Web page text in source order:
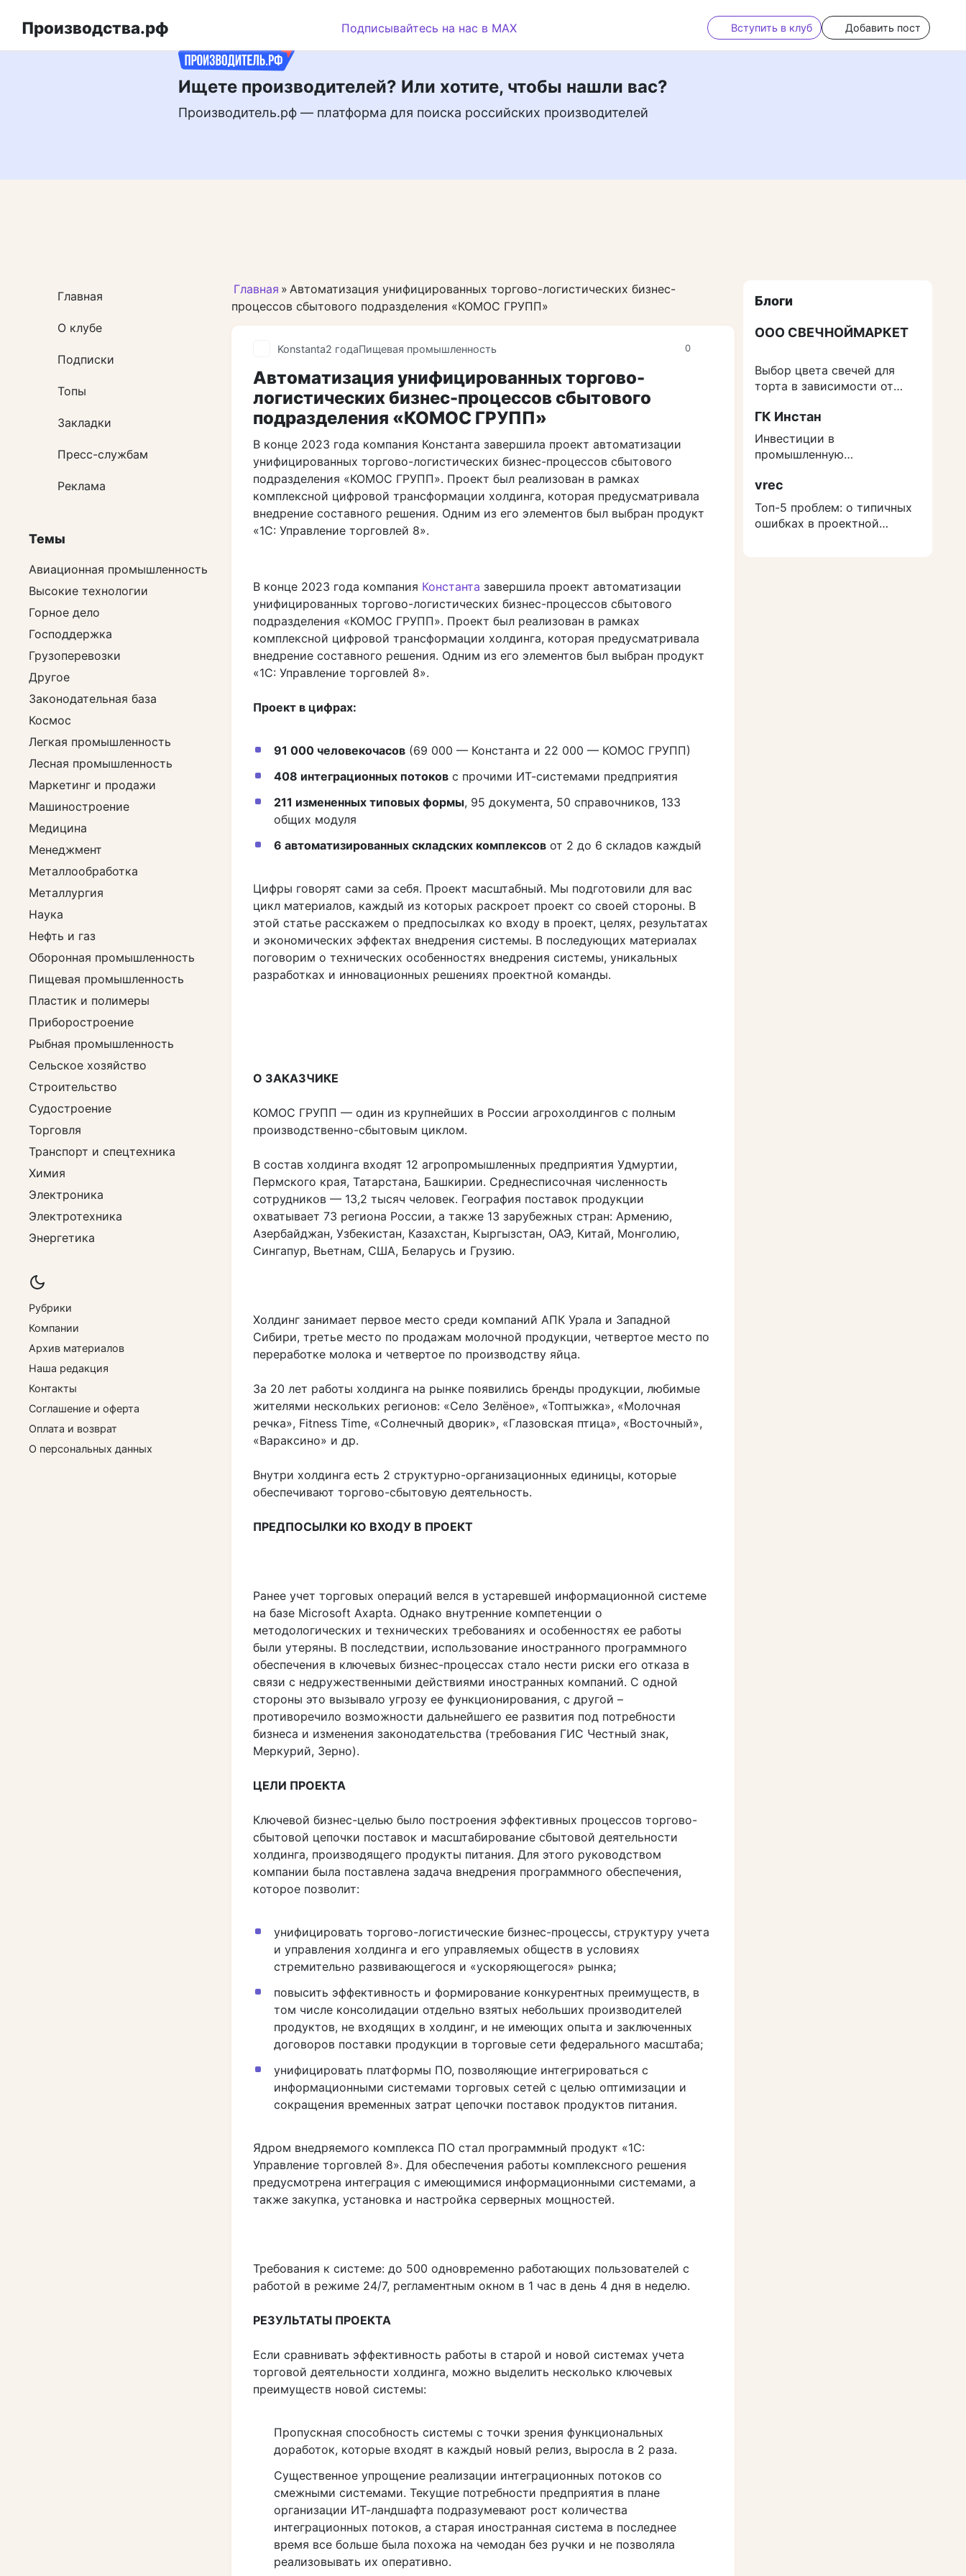
Ищете производителей? Или хотите, чтобы нашли вас?
Производитель.рф — платформа для поиска российских производителей
Производства.рф Подписывайтесь на нас в MAX Вступить в клуб Добавить пост
Главная » Автоматизация унифицированных торгово-логистических бизнес-
процессов сбытового подразделения «КОМОС ГРУПП»
0
Konstanta2 годаПищевая промышленность
Автоматизация унифицированных торгово-
логистических бизнес-процессов сбытового
подразделения «КОМОС ГРУПП»
В конце 2023 года компания Константа завершила проект автоматизации
унифицированных торгово-логистических бизнес-процессов сбытового
подразделения «КОМОС ГРУПП». Проект был реализован в рамках
комплексной цифровой трансформации холдинга, которая предусматривала
внедрение составного решения. Одним из его элементов был выбран продукт
«1С: Управление торговлей 8».
В конце 2023 года компания Константа завершила проект автоматизации
унифицированных торгово-логистических бизнес-процессов сбытового
подразделения «КОМОС ГРУПП». Проект был реализован в рамках
комплексной цифровой трансформации холдинга, которая предусматривала
внедрение составного решения. Одним из его элементов был выбран продукт
«1С: Управление торговлей 8».
Проект в цифрах:
91 000 человекочасов(69 000 — Константа и 22 000 — КОМОС ГРУПП)
408 интеграционных потоковс прочими ИТ-системами предприятия
211 измененных типовых формы, 95 документа, 50 справочников, 133
общих модуля
6 автоматизированных складских комплексовот 2 до 6 складов каждый
Цифры говорят сами за себя. Проект масштабный. Мы подготовили для вас
цикл материалов, каждый из которых раскроет проект со своей стороны. В
этой статье расскажем о предпосылках ко входу в проект, целях, результатах
и экономических эффектах внедрения системы. В последующих материалах
поговорим о технических особенностях внедрения системы, уникальных
разработках и инновационных решениях проектной команды.
О ЗАКАЗЧИКЕ
КОМОС ГРУПП — один из крупнейших в России агрохолдингов с полным
производственно-сбытовым циклом.
В состав холдинга входят 12 агропромышленных предприятия Удмуртии,
Пермского края, Татарстана, Башкирии. Среднесписочная численность
сотрудников — 13,2 тысяч человек. География поставок продукции
охватывает 73 региона России, а также 13 зарубежных стран: Армению,
Азербайджан, Узбекистан, Казахстан, Кыргызстан, ОАЭ, Китай, Монголию,
Сингапур, Вьетнам, США, Беларусь и Грузию.
Холдинг занимает первое место среди компаний АПК Урала и Западной
Сибири, третье место по продажам молочной продукции, четвертое место по
переработке молока и четвертое по производству яйца.
За 20 лет работы холдинга на рынке появились бренды продукции, любимые
жителями нескольких регионов: «Село Зелёное», «Топтыжка», «Молочная
речка», Fitness Time, «Солнечный дворик», «Глазовская птица», «Восточный»,
«Вараксино» и др.
Внутри холдинга есть 2 структурно-организационных единицы, которые
обеспечивают торгово-сбытовую деятельность.
ПРЕДПОСЫЛКИ КО ВХОДУ В ПРОЕКТ
Ранее учет торговых операций велся в устаревшей информационной системе
на базе Microsoft Axapta. Однако внутренние компетенции о
методологических и технических требованиях и особенностях ее работы
были утеряны. В последствии, использование иностранного программного
обеспечения в ключевых бизнес-процессах стало нести риски его отказа в
связи с недружественными действиями иностранных компаний. С одной
стороны это вызывало угрозу ее функционирования, с другой –
противоречило возможности дальнейшего ее развития под потребности
бизнеса и изменения законодательства (требования ГИС Честный знак,
Меркурий, Зерно).
ЦЕЛИ ПРОЕКТА
Ключевой бизнес-целью было построения эффективных процессов торгово-
сбытовой цепочки поставок и масштабирование сбытовой деятельности
холдинга, производящего продукты питания. Для этого руководством
компании была поставлена задача внедрения программного обеспечения,
которое позволит:
унифицировать торгово-логистические бизнес-процессы, структуру учета
и управления холдинга и его управляемых обществ в условиях
стремительно развивающегося и «ускоряющегося» рынка;
повысить эффективность и формирование конкурентных преимуществ, в
том числе консолидации отдельно взятых небольших производителей
продуктов, не входящих в холдинг, и не имеющих опыта и заключенных
договоров поставки продукции в торговые сети федерального масштаба;
унифицировать платформы ПО, позволяющие интегрироваться с
информационными системами торговых сетей с целью оптимизации и
сокращения временных затрат цепочки поставок продуктов питания.
Ядром внедряемого комплекса ПО стал программный продукт «1С:
Управление торговлей 8». Для обеспечения работы комплексного решения
предусмотрена интеграция с имеющимися информационными системами, а
также закупка, установка и настройка серверных мощностей.
Требования к системе: до 500 одновременно работающих пользователей с
работой в режиме 24/7, регламентным окном в 1 час в день 4 дня в неделю.
РЕЗУЛЬТАТЫ ПРОЕКТА
Если сравнивать эффективность работы в старой и новой системах учета
торговой деятельности холдинга, можно выделить несколько ключевых
преимуществ новой системы:
Пропускная способность системы с точки зрения функциональных
доработок, которые входят в каждый новый релиз, выросла в 2 раза.
Существенное упрощение реализации интеграционных потоков со
смежными системами. Текущие потребности предприятия в плане
организации ИТ-ландшафта подразумевают рост количества
интеграционных потоков, а старая иностранная система в последнее
время все больше была похожа на чемодан без ручки и не позволяла
реализовывать их оперативно.
Главная
О клубе
Подписки
Топы
Закладки
Пресс-службам
Реклама
Темы
Авиационная промышленность
Высокие технологии
Горное дело
Господдержка
Грузоперевозки
Другое
Законодательная база
Космос
Легкая промышленность
Лесная промышленность
Маркетинг и продажи
Машиностроение
Медицина
Менеджмент
Металлообработка
Металлургия
Наука
Нефть и газ
Оборонная промышленность
Пищевая промышленность
Пластик и полимеры
Приборостроение
Рыбная промышленность
Сельское хозяйство
Строительство
Судостроение
Торговля
Транспорт и спецтехника
Химия
Электроника
Электротехника
Энергетика
Рубрики
Компании
Архив материалов
Наша редакция
Контакты
Соглашение и оферта
Оплата и возврат
О персональных данных
Блоги
ООО СВЕЧНОЙМАРКЕТ
Выбор цвета свечей для
торта в зависимости от
ГК Инстан
Инвестиции в
промышленную
защититься от роста
расходов на строительство
vrec
Топ-5 проблем: о типичных
ошибках в проектной